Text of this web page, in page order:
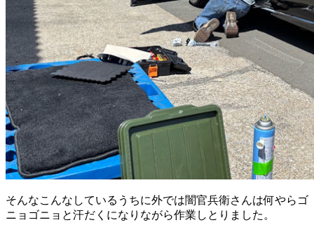
そんなこんなしているうちに外では闇官兵衛さんは何やらゴ
ニョゴニョと汗だくになりながら作業しとりました。